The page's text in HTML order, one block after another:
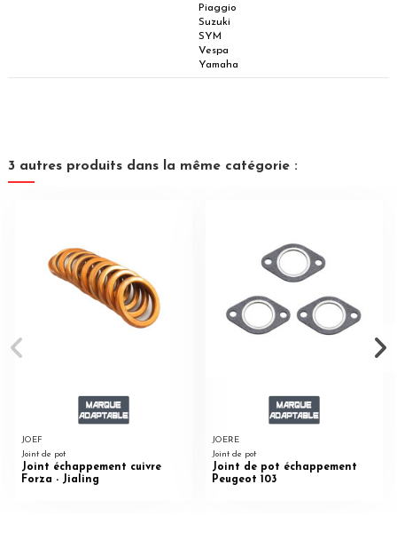
Piaggio
Suzuki
SYM
Vespa
Yamaha
3 autres produits dans la même catégorie :
JOEF
Joint de pot
Joint échappement cuivre
Forza - Jialing
JOERE
Joint de pot
Joint de pot échappement
Peugeot 103